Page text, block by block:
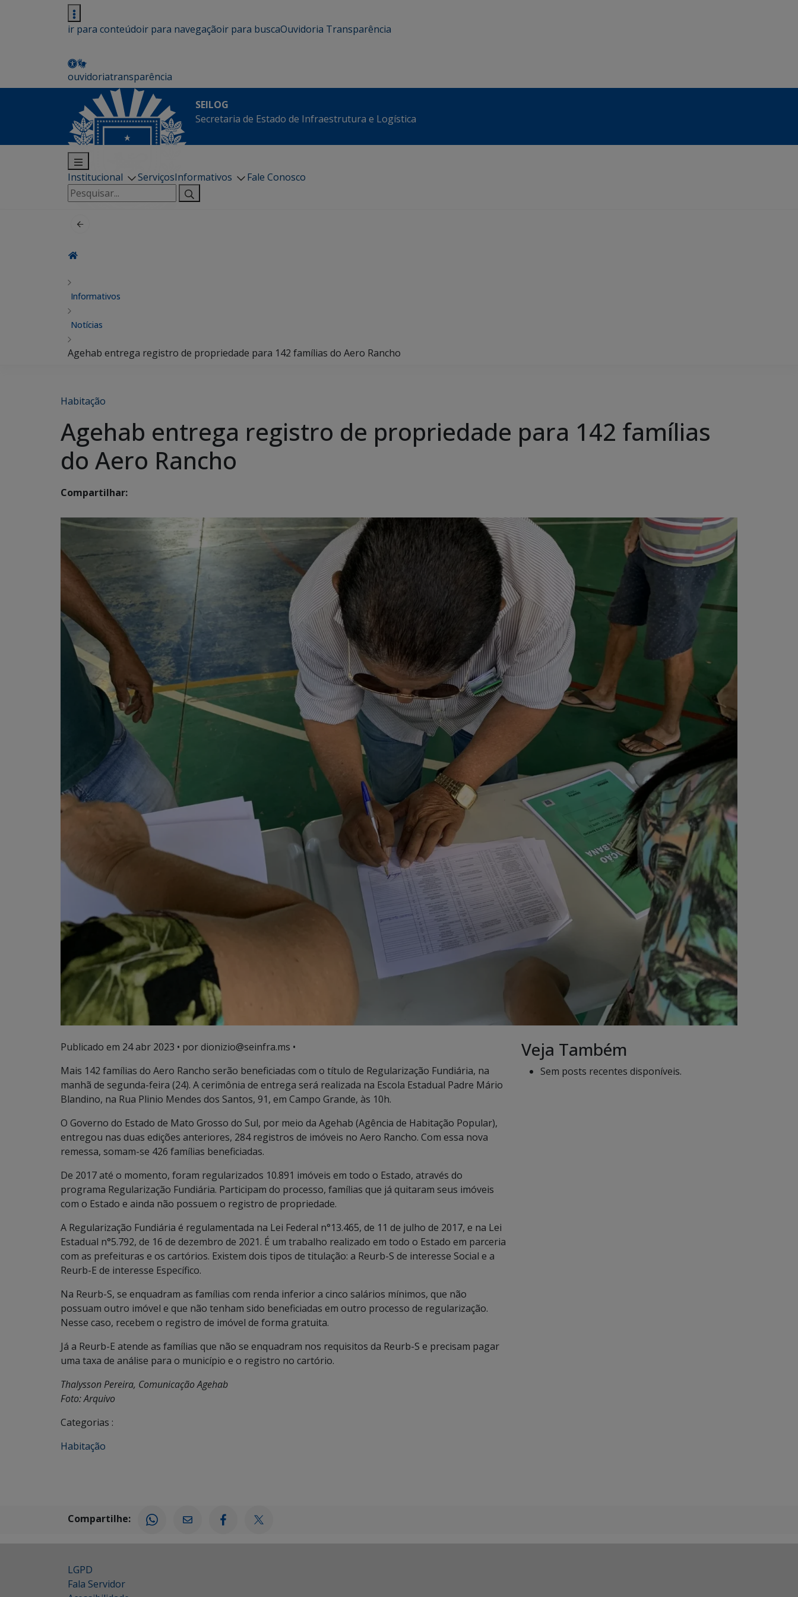
ir para conteúdoir para navegaçãoir para buscaOuvidoria Transparência
ouvidoriatransparência
SEILOG
Secretaria de Estado de Infraestrutura e Logística
Institucional ServiçosInformativos
Fale Conosco
Pesquisar
por:
Informativos
Notícias
Agehab entrega registro de propriedade para 142 famílias do Aero Rancho
Habitação
Agehab entrega registro de propriedade para 142 famílias
do Aero Rancho
Compartilhar:
Publicado em 24 abr 2023 • por dionizio@seinfra.ms •
Mais 142 famílias do Aero Rancho serão beneficiadas com o título de Regularização Fundiária, na
manhã de segunda-feira (24). A cerimônia de entrega será realizada na Escola Estadual Padre Mário
Blandino, na Rua Plinio Mendes dos Santos, 91, em Campo Grande, às 10h.
O Governo do Estado de Mato Grosso do Sul, por meio da Agehab (Agência de Habitação Popular),
entregou nas duas edições anteriores, 284 registros de imóveis no Aero Rancho. Com essa nova
remessa, somam-se 426 famílias beneficiadas.
De 2017 até o momento, foram regularizados 10.891 imóveis em todo o Estado, através do
programa Regularização Fundiária. Participam do processo, famílias que já quitaram seus imóveis
com o Estado e ainda não possuem o registro de propriedade.
A Regularização Fundiária é regulamentada na Lei Federal n°13.465, de 11 de julho de 2017, e na Lei
Estadual n°5.792, de 16 de dezembro de 2021. É um trabalho realizado em todo o Estado em parceria
com as prefeituras e os cartórios. Existem dois tipos de titulação: a Reurb-S de interesse Social e a
Reurb-E de interesse Específico.
Na Reurb-S, se enquadram as famílias com renda inferior a cinco salários mínimos, que não
possuam outro imóvel e que não tenham sido beneficiadas em outro processo de regularização.
Nesse caso, recebem o registro de imóvel de forma gratuita.
Já a Reurb-E atende as famílias que não se enquadram nos requisitos da Reurb-S e precisam pagar
uma taxa de análise para o município e o registro no cartório.
Thalysson Pereira, Comunicação Agehab
Foto: Arquivo
Categorias :
Habitação
Veja Também
Sem posts recentes disponíveis.
Compartilhe:
LGPD
Fala Servidor